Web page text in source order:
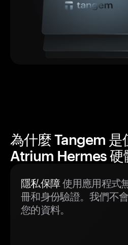
為什麼 Tangem 是
Atrium Hermes 硬
隱私保障使用應用程式
冊和身份驗證。我們不
您的資料。